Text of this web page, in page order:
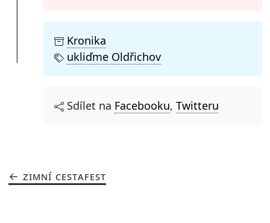
Kronika
ukliďme Oldřichov
Sdílet na Facebooku, Twitteru
ZIMNÍ CESTAFEST